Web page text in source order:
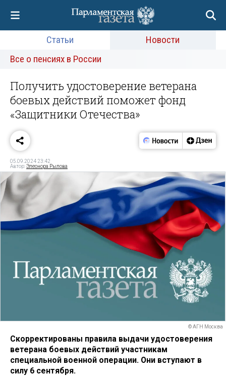
Статьи
Новости
Все о пенсиях в России
Получить удостоверение ветерана
боевых действий поможет фонд
«Защитники Отечества»
05.09.2024 23:42
Автор:Элеонора Рылова
© АГН Москва
Скорректированы правила выдачи удостоверения
ветерана боевых действий участникам
специальной военной операции. Они вступают в
силу 6 сентября.